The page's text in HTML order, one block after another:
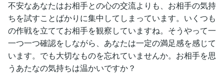
不安なあなたはお相手との心の交流よりも、お相手の気持
ちを試すことばかりに集中してしまっています。いくつも
の作戦を立ててお相手を観察していますね。そうやって一
一つ一つ確認をしながら、あなたは一定の満足感を感じて
います。でも大切なものを忘れていませんか。お相手を思
うあたなの気持ちは温かいですか？